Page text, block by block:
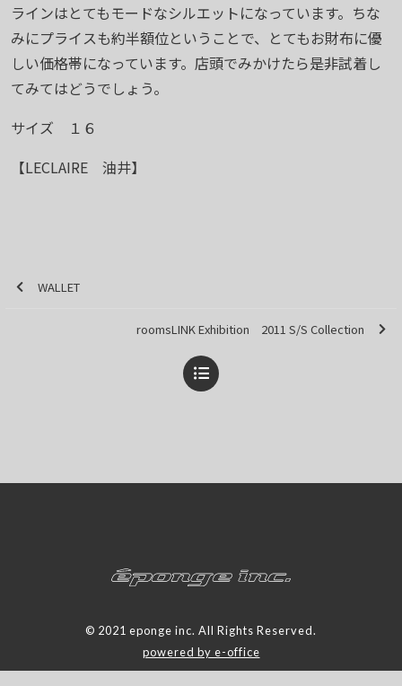
ラインはとてもモードなシルエットになっています。ちな
みにプライスも約半額位ということで、とてもお財布に優
しい価格帯になっています。店頭でみかけたら是非試着し
てみてはどうでしょう。
サイズ １６
【LECLAIRE 油井】
WALLET
roomsLINK Exhibition 2011 S/S Collection
© 2021 eponge inc. All Rights Reserved.
powered by e-office